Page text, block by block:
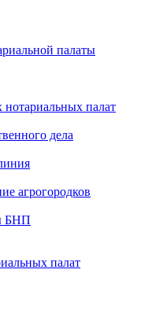
палаты
палат
дела
агрогородков
БНП
палат